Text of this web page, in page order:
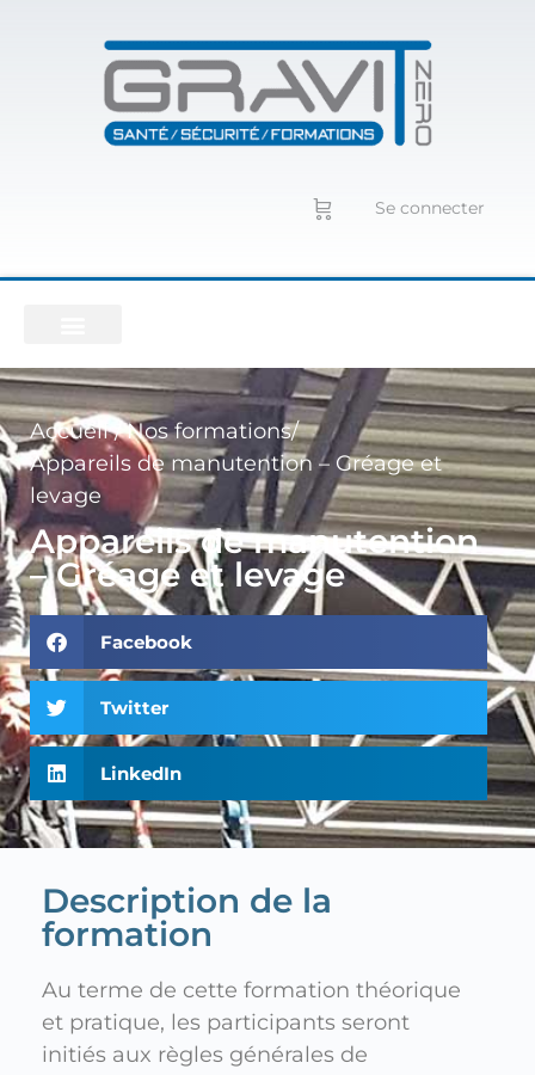
Se connecter
Accueil /Nos formations/
Appareils de manutention – Gréage et
levage
Appareils de manutention
– Gréage et levage
Facebook
Twitter
LinkedIn
Description de la
formation
Au terme de cette formation théorique
et pratique, les participants seront
initiés aux règles générales de